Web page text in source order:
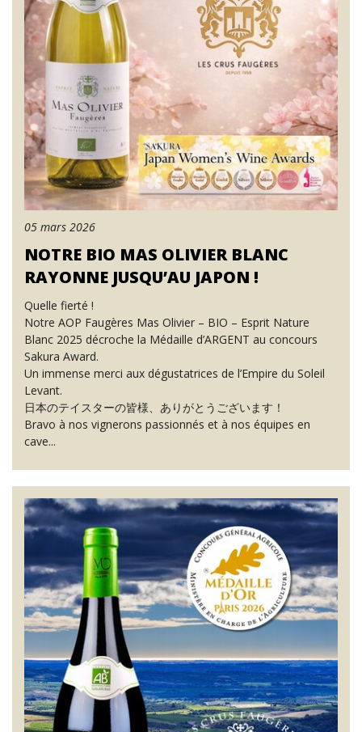
05 mars 2026
NOTRE BIO MAS OLIVIER BLANC
RAYONNE JUSQU’AU JAPON !
Quelle fierté !
Notre AOP Faugères Mas Olivier – BIO – Esprit Nature
Blanc 2025 décroche la Médaille d’ARGENT au concours
Sakura Award.
Un immense merci aux dégustatrices de l’Empire du Soleil
Levant.
日本のテイスターの皆様、ありがとうございます！
Bravo à nos vignerons passionnés et à nos équipes en
cave...